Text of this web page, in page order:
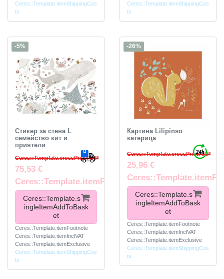
Ceres::Template.itemShippingCos
ts
Ceres::Template.itemShippingCos
ts
-5%
Стикер за стена L
семейство кит и
приятели
Ceres::Template.crossPriceRRP
75,53 €
Ceres::Template.itemFootnote
Ceres::Template.s
ingleItemAddToBask
et
Ceres::Template.itemFootnote
Ceres::Template.itemInclVAT
Ceres::Template.itemExclusive
Ceres::Template.itemShippingCos
ts
-26%
Картина Lilipinso
катерица
Ceres::Template.crossPriceRRP
25,96 €
Ceres::Template.s
ingleItemAddToBask
et
Ceres::Template.itemFootnote
Ceres::Template.itemInclVAT
Ceres::Template.itemExclusive
Ceres::Template.itemShippingCos
ts